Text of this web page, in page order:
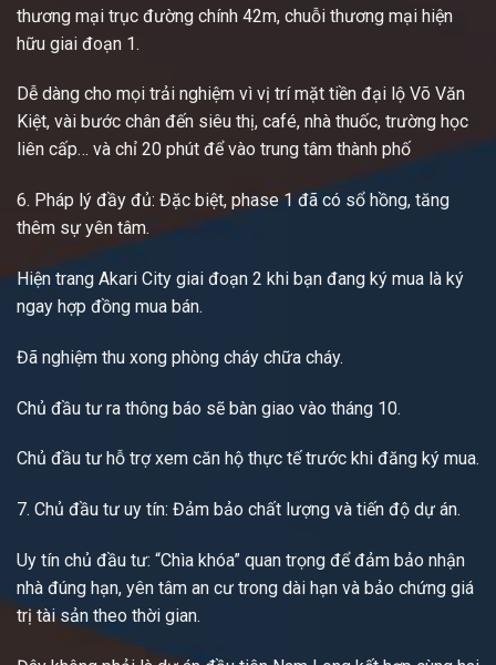
thương mại trục đường chính 42m, chuỗi thương mại hiện
hữu giai đoạn 1.
Dễ dàng cho mọi trải nghiệm vì vị trí mặt tiền đại lộ Võ Văn
Kiệt, vài bước chân đến siêu thị, café, nhà thuốc, trường học
liên cấp… và chỉ 20 phút để vào trung tâm thành phố
6. Pháp lý đầy đủ: Đặc biệt, phase 1 đã có sổ hồng, tăng
thêm sự yên tâm.
Hiện trang Akari City giai đoạn 2 khi bạn đang ký mua là ký
ngay hợp đồng mua bán.
Đã nghiệm thu xong phòng cháy chữa cháy.
Chủ đầu tư ra thông báo sẽ bàn giao vào tháng 10.
Chủ đầu tư hỗ trợ xem căn hộ thực tế trước khi đăng ký mua.
7. Chủ đầu tư uy tín: Đảm bảo chất lượng và tiến độ dự án.
Uy tín chủ đầu tư: “Chìa khóa” quan trọng để đảm bảo nhận
nhà đúng hạn, yên tâm an cư trong dài hạn và bảo chứng giá
trị tài sản theo thời gian.